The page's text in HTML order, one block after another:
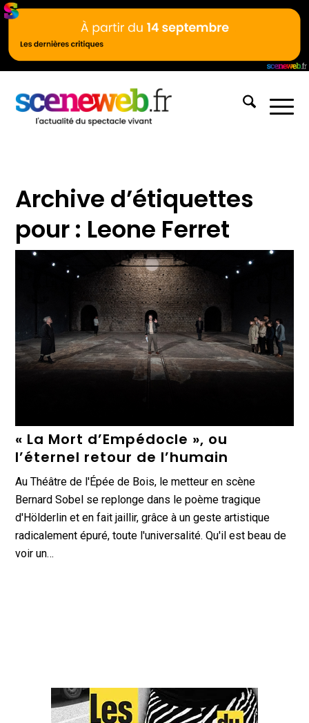
Archive d’étiquettes
pour : Leone Ferret
« La Mort d’Empédocle », ou
l’éternel retour de l’humain
Au Théâtre de l'Épée de Bois, le metteur en scène
Bernard Sobel se replonge dans le poème tragique
d'Hölderlin et en fait jaillir, grâce à un geste artistique
radicalement épuré, toute l'universalité. Qu'il est beau de
voir un…